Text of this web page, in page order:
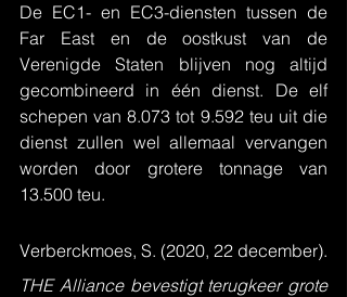
De EC1- en EC3-diensten tussen de
Far East en de oostkust van de
Verenigde Staten blijven nog altijd
gecombineerd in één dienst. De elf
schepen van 8.073 tot 9.592 teu uit die
dienst zullen wel allemaal vervangen
worden door grotere tonnage van
13.500 teu.
THE Alliance bevestigt terugkeer grote